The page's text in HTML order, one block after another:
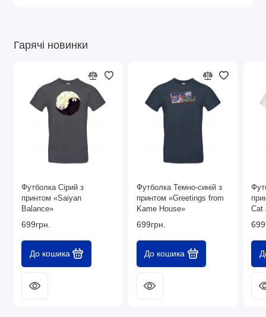
Гарячі новинки
Футболка Сірий з
принтом «Saiyan
Balance»
699грн.
До кошика
Футболка Темно-синій з
принтом «Greetings from
Kame House»
699грн.
До кошика
Cat